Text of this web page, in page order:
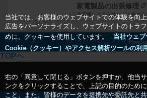
当社では、お客様のウェブサイトでの体験を向
広告をパーソナライズし、ウェブサイトのトラ
めに、クッキーを使用しています。
当社ウェ
Cookie（クッキー）やアクセス解析ツールの利
右の「同意して閉じる」ボタンを押すか、他当
ンクをクリックすることで、上記の目的のため
こと、また、皆様のデータを提携先や委託先と
家電製品の出張修理
（三菱電機システムサービス株式
TOPへ